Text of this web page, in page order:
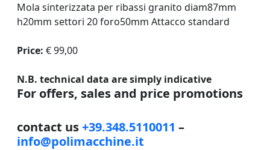
Mola sinterizzata per ribassi granito diam87mm
h20mm settori 20 foro50mm Attacco standard
Price: € 99,00
N.B. technical data are simply indicative
For offers, sales and price promotions
contact us+39.348.5110011 –
info@polimacchine.it